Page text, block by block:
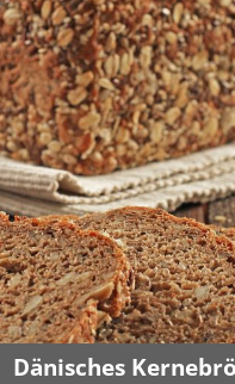
Dänisches